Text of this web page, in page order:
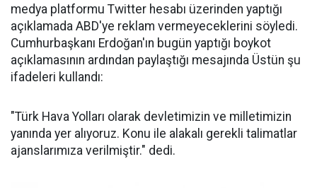
medya platformu Twitter hesabı üzerinden yaptığı
açıklamada ABD'ye reklam vermeyeceklerini söyledi.
Cumhurbaşkanı Erdoğan'ın bugün yaptığı boykot
açıklamasının ardından paylaştığı mesajında Üstün şu
ifadeleri kullandı:
"Türk Hava Yolları olarak devletimizin ve milletimizin
yanında yer alıyoruz. Konu ile alakalı gerekli talimatlar
ajanslarımıza verilmiştir." dedi.